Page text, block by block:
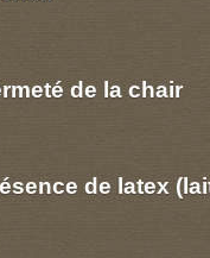
de la chair
de latex